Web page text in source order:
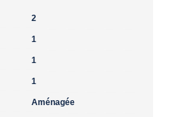
2
1
1
1
Aménagée